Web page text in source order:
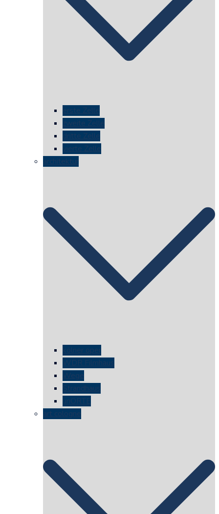
erste Zelle
zweite Zelle
dritte Zelle
vierte Zelle
architektur
kölner oper
WDR Filmhaus
Wege
Strandhaus
unORTE
art cologne